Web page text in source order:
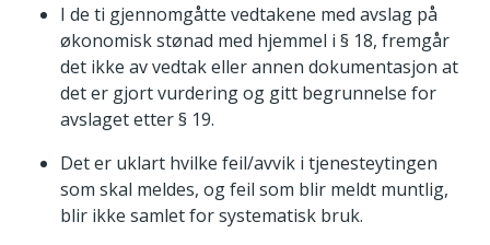
I de ti gjennomgåtte vedtakene med avslag på
økonomisk stønad med hjemmel i § 18, fremgår
det ikke av vedtak eller annen dokumentasjon at
det er gjort vurdering og gitt begrunnelse for
avslaget etter § 19.
Det er uklart hvilke feil/avvik i tjenesteytingen
som skal meldes, og feil som blir meldt muntlig,
blir ikke samlet for systematisk bruk.